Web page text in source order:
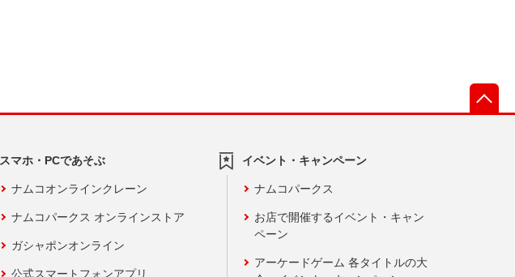
スマホ・PCであそぶ
ナムコオンラインクレーン
ナムコパークス オンラインストア
ガシャポンオンライン
公式スマートフォンアプリ
イベント・キャンペーン
ナムコパークス
お店で開催するイベント・キャン
ペーン
アーケードゲーム 各タイトルの大